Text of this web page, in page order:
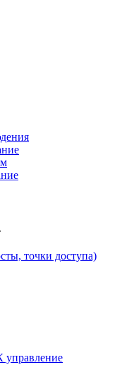
точки доступа)
управление